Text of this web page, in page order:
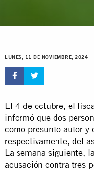
LUNES, 11 DE NOVIEMBRE, 2024
El 4 de octubre, el
informó que dos
como presunto autor y
respectivamente, del
La semana siguiente,
acusación contra tres